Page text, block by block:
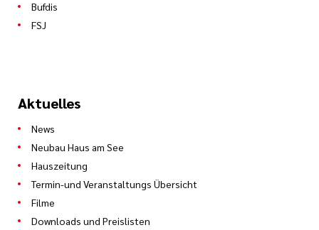
Bufdis
FSJ
Aktuelles
News
Neubau Haus am See
Hauszeitung
Termin-und Veranstaltungs Übersicht
Filme
Downloads und Preislisten